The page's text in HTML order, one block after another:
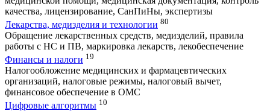
качества, лицензирование, СанПиНы, экспертизы
Лекарства, медизделия и технологии 80
Обращение лекарственных средств, медизделий, правила
работы с НС и ПВ, маркировка лекарств, лекобеспечение
Финансы и налоги 19
Налогообложение медицинских и фармацевтических
организаций, налоговые режимы, налоговый вычет,
финансовое обеспечение в ОМС
Цифровые алгоритмы 10